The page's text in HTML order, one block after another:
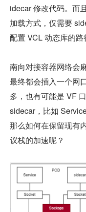
idecar 修改代码。而
加载方式，仅需要
配置 VCL 动态库的路
南向对接容器网络会
最终都会插入一个网
多，也有可能是 VF
sidecar，比如
那么如何在保留现有
议栈的加速呢？